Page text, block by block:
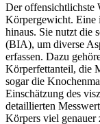
Der offensichtlichste
Körpergewicht. Eine
hinaus. Sie nutzt die
(BIA), um diverse
erfassen. Dazu
Körperfettanteil, die
sogar die
Einschätzung des
detaillierten
Körpers viel genauer